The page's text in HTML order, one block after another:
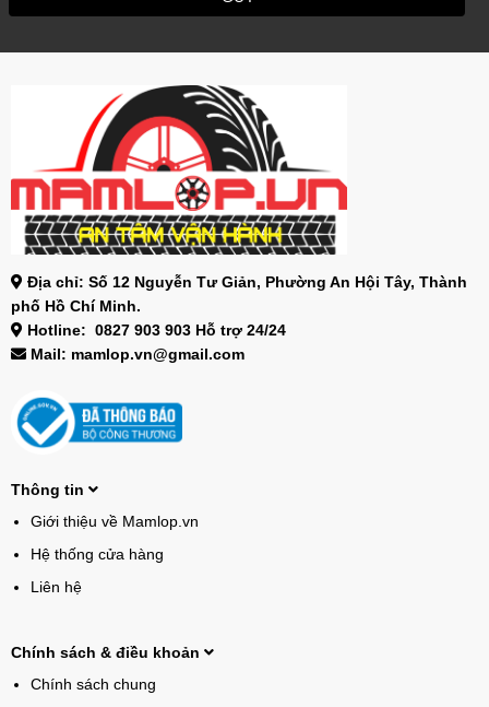
Địa chỉ: Số 12 Nguyễn Tư Giản, Phường An Hội Tây, Thành
phố Hồ Chí Minh.
Hotline: 0827 903 903 Hỗ trợ 24/24
Mail: mamlop.vn@gmail.com
Thông tin
Giới thiệu về Mamlop.vn
Hệ thống cửa hàng
Liên hệ
Chính sách & điều khoản
Chính sách chung